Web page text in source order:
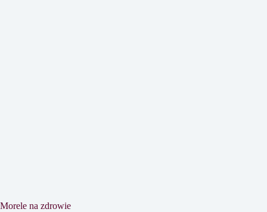
Morele na zdrowie